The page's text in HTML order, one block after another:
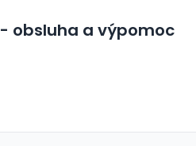
obsluha a výpomoc